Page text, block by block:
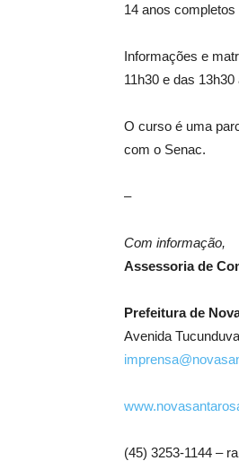
14 anos
Informações e
11h30 e das
O curso é uma
com o Senac.
–
Com informação,
Assessoria de
Prefeitura de
Avenida
(45) 3253-1144 –